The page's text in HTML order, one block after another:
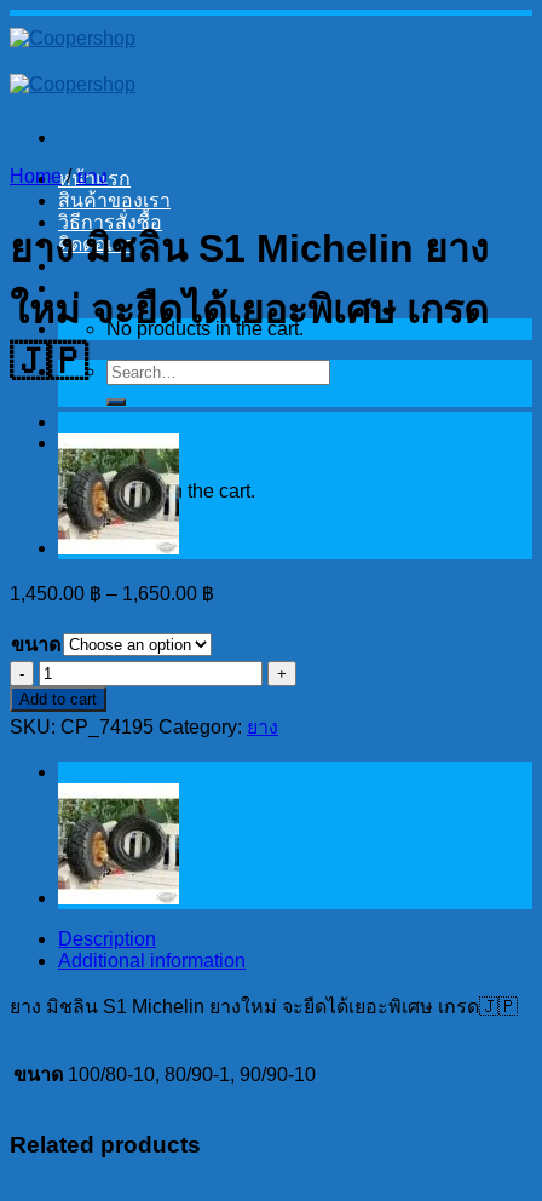
Skip
to
หน้าแรก
สินค้าของเรา
วิธีการสั่งซื้อ
ติดต่อเรา
No products in the cart.
Search
for:
No products in the cart.
Home / ยาง
ยาง มิชลิน S1 Michelin ยาง
ใหม่ จะยืดได้เยอะพิเศษ เกรด
🇯🇵
1,450.00 ฿ – 1,650.00 ฿
ขนาด
ยาง
มิ
ชลิน
S1
Michelin
ยาง
ใหม่
จะ
ยืด
เยอะ
quantity
Add to cart
SKU: CP_74195 Category: ยาง
Description
Additional information
ยาง มิชลิน S1 Michelin ยางใหม่ จะยืดได้เยอะพิเศษ เกรด🇯🇵
ขนาด 100/80-10, 80/90-1, 90/90-10
Related products